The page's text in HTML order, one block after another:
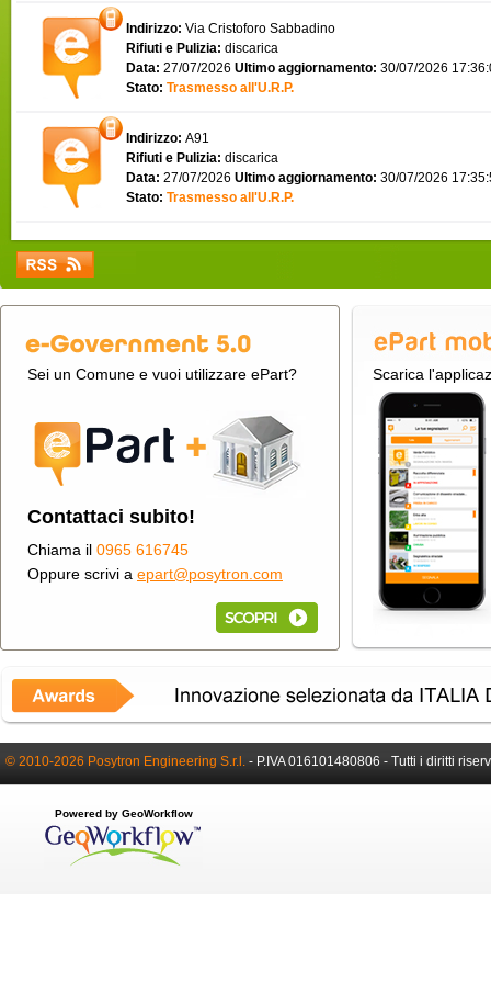
Indirizzo: Via Cristoforo Sabbadino
Rifiuti e Pulizia: discarica
Data: 27/07/2026 Ultimo aggiornamento: 30/07/2026
Stato: Trasmesso all'U.R.P.
Indirizzo: A91
Rifiuti e Pulizia: discarica
Data: 27/07/2026 Ultimo aggiornamento: 30/07/2026
Stato: Trasmesso all'U.R.P.
Sei un Comune e vuoi utilizzare ePart?
Contattaci subito!
Chiama il 0965 616745
Oppure scrivi a epart@posytron.com
Scarica
© 2010-2026 Posytron Engineering S.r.l. - P.IVA 016101480806 - Tutti i diritti
Powered by GeoWorkflow